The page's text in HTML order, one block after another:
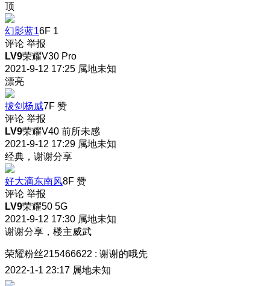
顶
幻影蓝16F 1
评论 举报
LV9荣耀V30 Pro
2021-9-12 17:25 属地未知
漂亮
拔剑杨威7F 赞
评论 举报
LV9荣耀V40 前所未感
2021-9-12 17:29 属地未知
经典，谢谢分享
好大滴东南风8F 赞
评论 举报
LV9荣耀50 5G
2021-9-12 17:30 属地未知
谢谢分享，楼主威武
荣耀粉丝215466622 : 谢谢的哦先
2022-1-1 23:17 属地未知